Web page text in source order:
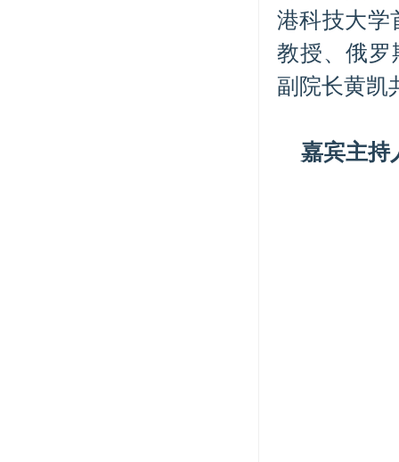
港科技大学
教授、俄罗
副院长黄凯
嘉宾主持